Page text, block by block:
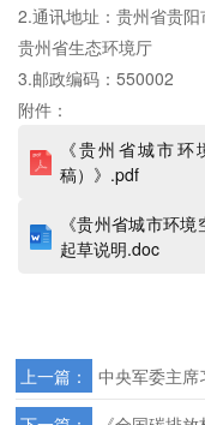
2.通讯地址：贵州省贵
贵州省生态环境厅
3.邮政编码：550002
附件：
《贵州省城市
稿）》.pdf
《贵州省城市环
起草说明.doc
上一篇：
中央军委主席